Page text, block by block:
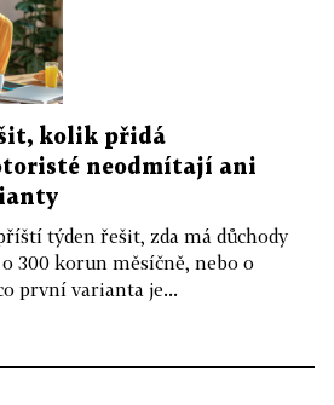
kolik přidá
neodmítají ani
týden řešit, zda má důchody
300 korun měsíčně, nebo o
první varianta je...